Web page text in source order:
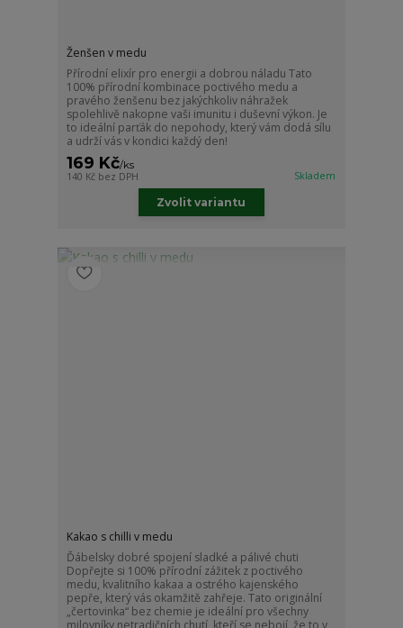
Ženšen v medu
Přírodní elixír pro energii a dobrou náladu Tato
100% přírodní kombinace poctivého medu a
pravého ženšenu bez jakýchkoliv náhražek
spolehlivě nakopne vaši imunitu i duševní výkon. Je
to ideální parťák do nepohody, který vám dodá sílu
a udrží vás v kondici každý den!
169 Kč/ks
140 Kč bez DPH Skladem
Zvolit variantu
Kakao s chilli v medu
Ďábelsky dobré spojení sladké a pálivé chuti
Dopřejte si 100% přírodní zážitek z poctivého
medu, kvalitního kakaa a ostrého kajenského
pepře, který vás okamžitě zahřeje. Tato originální
„čertovinka“ bez chemie je ideální pro všechny
milovníky netradičních chutí, kteří se nebojí, že to v